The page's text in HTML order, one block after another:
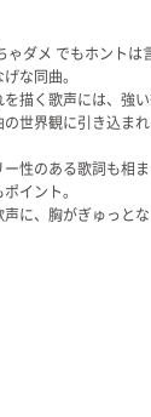
ダメ でもホントは
な同曲。
を描く歌声には、強
世界観に引き込まれ
性のある歌詞も相
イント。
に、胸がぎゅっとな